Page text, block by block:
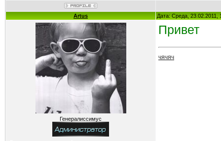
Artus Дата: Среда,
Генералиссимус
Привет
ЧЯЧЯЧ